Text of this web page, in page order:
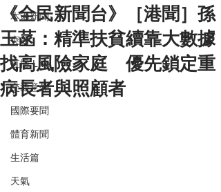
本港新聞
突發
直播 Live
交通意外
國際要聞
體育新聞
生活篇
天氣
《全民新聞台》［港聞］孫
玉菡：精準扶貧續靠大數據
找高風險家庭 優先鎖定重
病長者與照顧者